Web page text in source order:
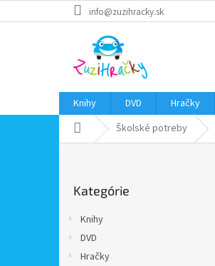
na
info@zuzihracky.sk
Knihy DVD Hračky
DomovŠkolské potreby
kategórie
Kategórie
Knihy
DVD
Hračky